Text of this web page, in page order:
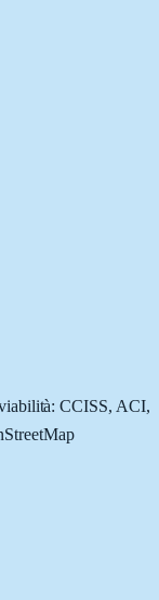
CCISS, ACI,